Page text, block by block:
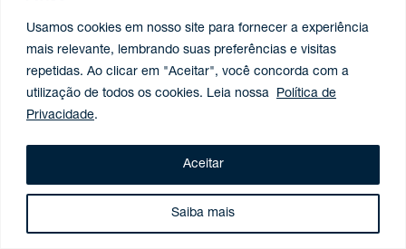
Usamos cookies em nosso site para fornecer a experiência
mais relevante, lembrando suas preferências e visitas
repetidas. Ao clicar em "Aceitar", você concorda com a
utilização de todos os cookies. Leia nossa
Política de
Privacidade.
Saiba mais
Aceitar
garantir a conformidade da operação.
As equipes de Bancário e Financeiro e Blockchain e
Ativos Digitais do Demarest permanecem à
disposição para auxiliar clientes e parceiros com os
SÓCIOS RELACIONADOS